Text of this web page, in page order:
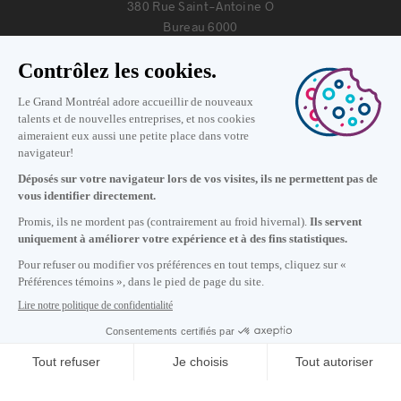
S'abonner à notre infolettre
Carrières
À propos de nous
380 Rue Saint-Antoine O
Bureau 6000
Nous joindre
Lundi au vendredi de 8h30 à 17h.